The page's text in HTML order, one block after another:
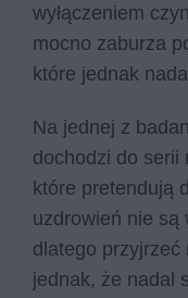
wyłączeniem
mocno zaburza
które jednak
Na jednej z
dochodzi do serii
które pretendują
uzdrowień nie są
dlatego przyjrzeć
jednak, że nadal